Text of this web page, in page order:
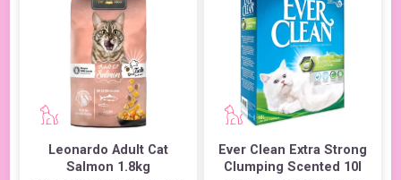
Ever Clean Extra Strong
Clumping Scented 10l
Leonardo Adult Cat
Salmon 1.8kg